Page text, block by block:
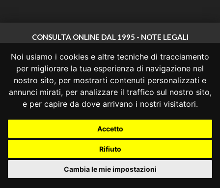
Noi usiamo i cookies e altre tecniche di tracciamento
per migliorare la tua esperienza di navigazione nel
nostro sito, per mostrarti contenuti personalizzati e
annunci mirati, per analizzare il traffico sul nostro sito,
e per capire da dove arrivano i nostri visitatori.
Accetto
Rifiuto
Cambia le mie impostazioni
CONSULTA ONLINE DAL 1995 - NOTE LEGALI
Consulta OnLine non ha prodotto e non è responsabile per i contenuti e
le informazioni legali di siti collegati.
La consultazione di questi o del materiale contenuto nel sito non
costituisce una relazione di consulenza legale.
Nessuno deve confidare o agire in base alle informazioni disponibili in
questo sito senza una consulenza legale professionale.
Consulta OnLine|